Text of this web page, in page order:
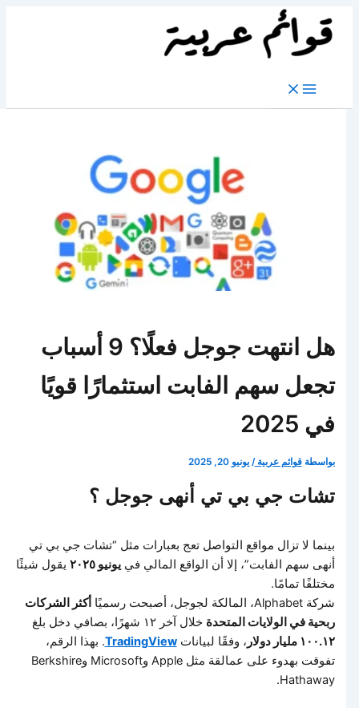
تخطي
هل انتهت جوجل فعلًا؟ 9 أسباب
تجعل سهم الفابت استثمارًا قويًا
في 2025
بواسطة قوائم عربية/يونيو 20, 2025
تشات جي بي تي أنهى جوجل ؟
بينما لا تزال مواقع التواصل تعج بعبارات مثل “تشات جي بي تي
أنهى سهم الفابت”، إلا أن الواقع المالي فييونيو ٢٠٢٥
يقول شيئًا
مختلفًا تمامًا.
شركة Alphabet، المالكة لجوجل، أصبحت رسميًا
أكثر الشركات
ربحية في الولايات المتحدةخلال آخر ١٢ شهرًا، بصافي دخل بلغ
١٠٠.١٢ مليار دولار
، وفقًا لبياناتTradingView. بهذا الرقم،
تفوقت بهدوء على عمالقة مثل Apple وMicrosoft وBerkshire
Hathaway.